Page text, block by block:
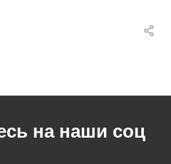
на наши соц